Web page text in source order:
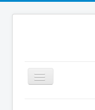
Basculer
la